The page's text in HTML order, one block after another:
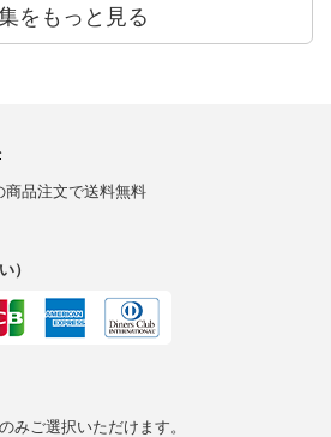
をもっと見る
商品注文で送料無料
）
みご選択いただけます。